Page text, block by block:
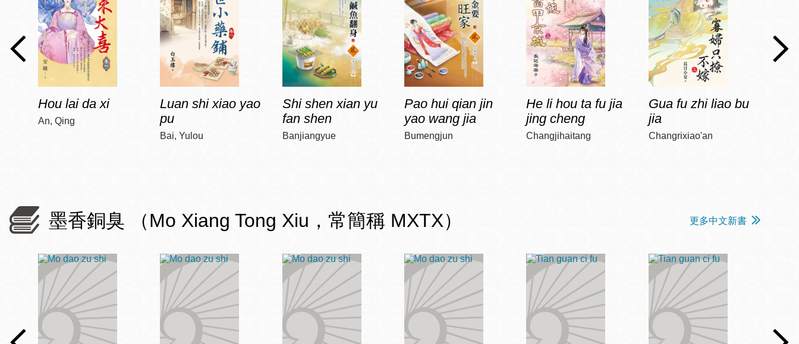
Hou lai da xi
An, Qing
Luan shi xiao yao
pu
Bai, Yulou
Shi shen xian yu
fan shen
Banjiangyue
Pao hui qian jin
yao wang jia
Bumengjun
He li hou ta fu jia
jing cheng
Changjihaitang
Gua fu zhi liao bu
jia
Changrixiao'an
墨香銅臭 （Mo Xiang Tong Xiu，常簡稱 MXTX） 更多中文新書